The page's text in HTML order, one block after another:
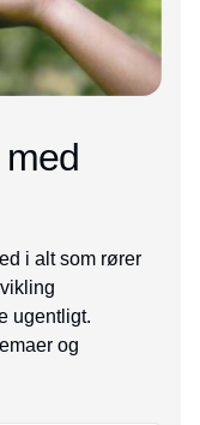
i alt som rører
ugentligt.
og